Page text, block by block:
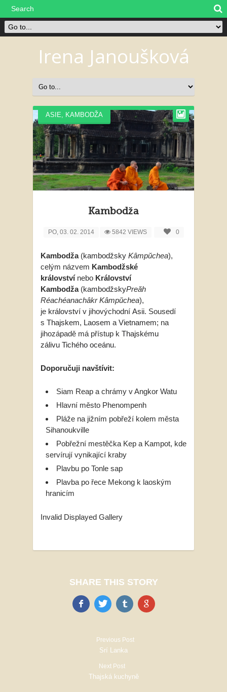
Irena Janoušková
ASIE, KAMBODŽA
Kambodža
PO, 03. 02. 2014 5842 VIEWS 0
Kambodža(kambodžsky Kâmpŭchea),
celým názvem Kambodžské
královstvínebo Království
Kambodža(kambodžskyPreăh
Réachéanachâkr Kâmpŭchea),
je království v jihovýchodní Asii. Sousedí
s Thajskem, Laosem a Vietnamem; na
jihozápadě má přístup k Thajskému
zálivu Tichého oceánu.
Doporučuji navštívit:
Siam Reap a chrámy v Angkor Watu
Hlavní město Phenompenh
Pláže na jižním pobřeží kolem města
Sihanoukville
Pobřežní mestěčka Kep a Kampot, kde
servírují vynikající kraby
Plavbu po Tonle sap
Plavba po řece Mekong k laoským
hranicím
Invalid Displayed Gallery
SHARE THIS STORY
Previous Post
Srí Lanka
Next Post
Thajská kuchyně